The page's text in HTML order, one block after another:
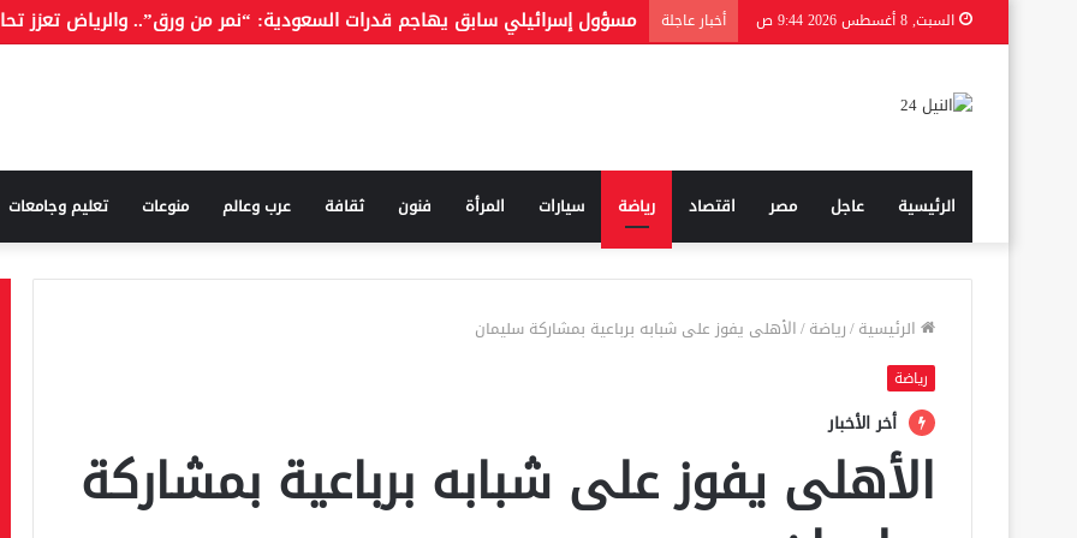
السبت, 8 أغسطس 2026 9:44 ص أخبار عاجلة
الرئيسية عاجل مصر اقتصاد رياضة سيارات المرأة فنون ثقافة عرب وعالم منوعات تعليم وجامعات
الرئيسية/رياضة/الأهلى يفوز على شبابه برباعية بمشاركة سليمان
رياضة
أخر الأخبار
الأهلى يفوز على شبابه برباعية بمشاركة